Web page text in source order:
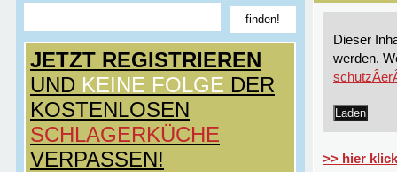
JETZT REGISTRIEREN
UND KEINE FOLGE DER
KOSTENLOSEN
SCHLAGERKÜCHE
VERPASSEN!
Dieser
werden.
Laden
>> hier